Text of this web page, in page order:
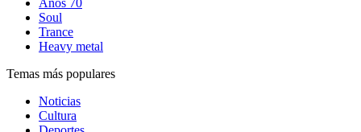
Años 70
Soul
Trance
Heavy metal
Temas más populares
Noticias
Cultura